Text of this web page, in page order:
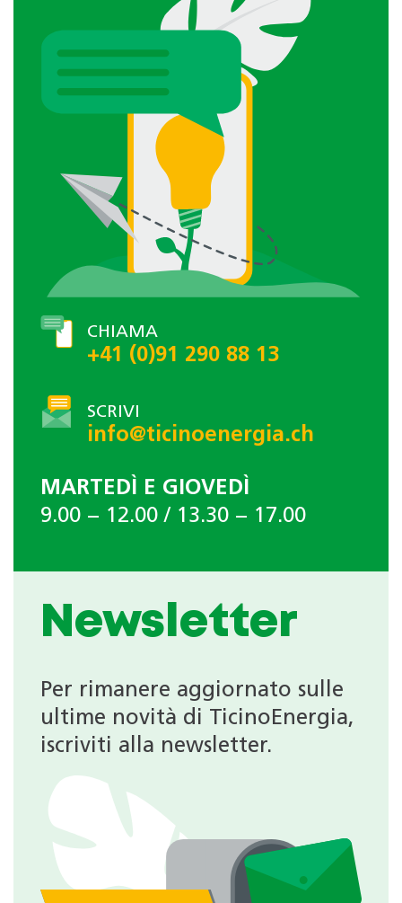
CHIAMA
+41 (0)91 290 88 13
SCRIVI
info@ticinoenergia.ch
MARTEDÌ E GIOVEDÌ
9.00 − 12.00 / 13.30 − 17.00
Newsletter
Per rimanere aggiornato sulle
ultime novità di TicinoEnergia,
iscriviti alla newsletter.